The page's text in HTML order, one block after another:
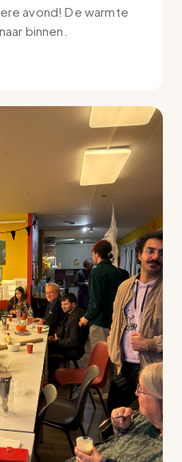
avond! De warmte
binnen.